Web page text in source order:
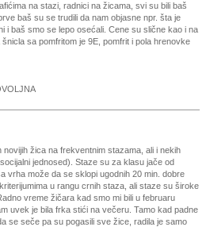
na stazi, radnici na žicama, svi su bili baš
baš su se trudili da nam objasne npr. šta je
i baš smo se lepo osećali. Cene su slične kao i na
sa pomfritom je 9E, pomfrit i pola hrenovke
žica na frekventnim stazama, ali i nekih
jednosed). Staze su za klasu jače od
vrha može da se sklopi ugodnih 20 min. dobre
u rangu crnih staza, ali staze su široke
vreme žičara kad smo mi bili u februaru
uvek je bila frka stići na večeru. Tamo kad padne
se seče pa su pogasili sve žice, radila je samo